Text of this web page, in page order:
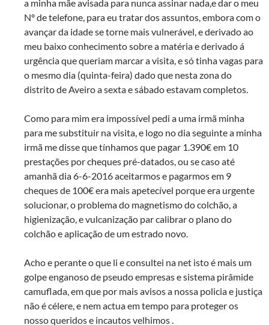
a minha mãe avisada para nunca assinar nada,e dar o meu
Nº de telefone, para eu tratar dos assuntos, embora com o
avançar da idade se torne mais vulnerável, e derivado ao
meu baixo conhecimento sobre a matéria e derivado á
urgência que queriam marcar a visita, e só tinha vagas para
o mesmo dia (quinta-feira) dado que nesta zona do
distrito de Aveiro a sexta e sábado estavam completos.
Como para mim era impossível pedi a uma irmã minha
para me substituir na visita, e logo no dia seguinte a minha
irmã me disse que tínhamos que pagar 1.390€ em 10
prestações por cheques pré-datados, ou se caso até
amanhã dia 6-6-2016 aceitarmos e pagarmos em 9
cheques de 100€ era mais apetecível porque era urgente
solucionar, o problema do magnetismo do colchão, a
higienização, e vulcanização par calibrar o plano do
colchão e aplicação de um estrado novo.
Acho e perante o que li e consultei na net isto é mais um
golpe enganoso de pseudo empresas e sistema pirâmide
camuflada, em que por mais avisos a nossa policia e justiça
não é célere, e nem actua em tempo para proteger os
nosso queridos e incautos velhimos .